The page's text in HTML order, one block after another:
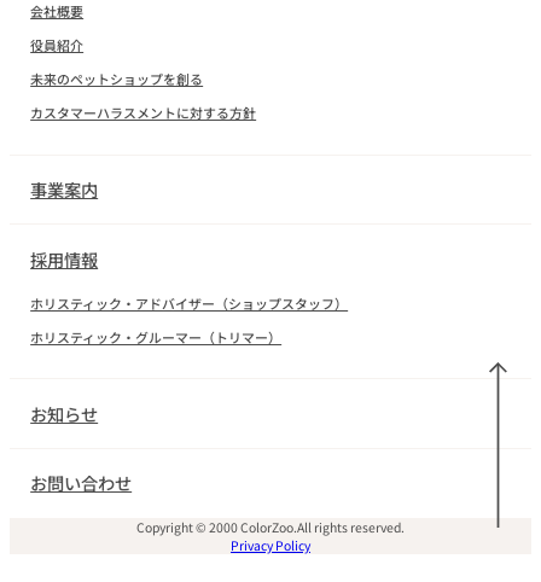
会社概要
役員紹介
未来のペットショップを創る
カスタマーハラスメントに対する方針
事業案内
採用情報
ホリスティック・アドバイザー（ショップスタッフ）
ホリスティック・グルーマー（トリマー）
お知らせ
お問い合わせ
Copyright © 2000 ColorZoo.All rights reserved.
Privacy Policy